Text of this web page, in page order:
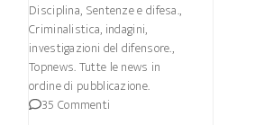
Disciplina, Sentenze e difesa.,
Criminalistica, indagini,
investigazioni del difensore.,
Topnews. Tutte le news in
ordine di pubblicazione.
35 Commenti